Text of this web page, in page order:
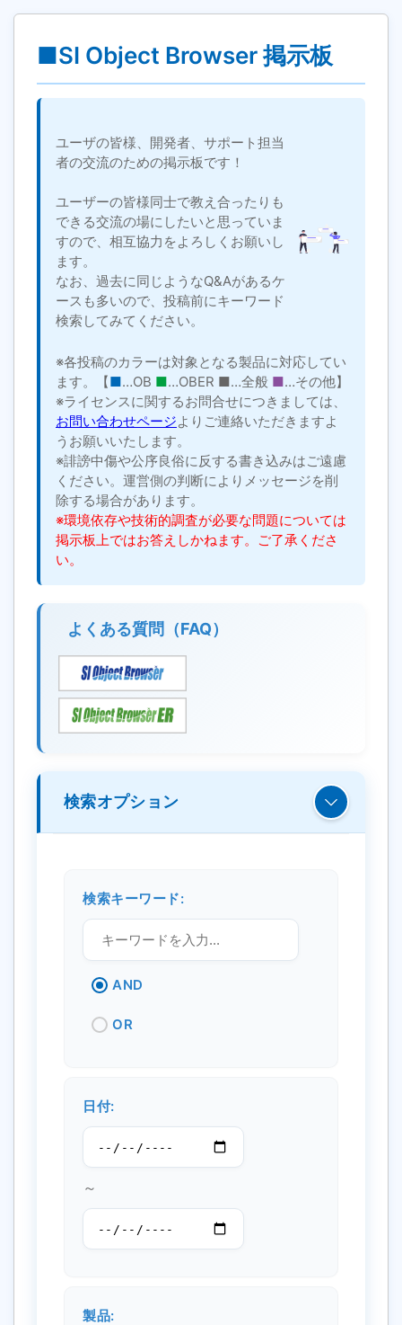
■SI Object Browser 掲示板
ユーザの皆様、開発者、サポート担当
者の交流のための掲示板です！
ユーザーの皆様同士で教え合ったりも
できる交流の場にしたいと思っていま
すので、相互協力をよろしくお願いし
ます。
なお、過去に同じようなQ&Aがあるケ
ースも多いので、投稿前にキーワード
検索してみてください。
※各投稿のカラーは対象となる製品に対応してい
ます。【■…OB ■…OBER ■…全般 ■…その他】
※ライセンスに関するお問合せにつきましては、
お問い合わせページよりご連絡いただきますよ
うお願いいたします。
※誹謗中傷や公序良俗に反する書き込みはご遠慮
ください。運営側の判断によりメッセージを削
除する場合があります。
※環境依存や技術的調査が必要な問題については
掲示板上ではお答えしかねます。ご了承くださ
い。
よくある質問（FAQ）
検索オプション
検索キーワード:
AND
OR
日付:
～
製品: